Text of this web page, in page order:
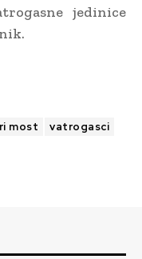
jedinice
most
vatrogasci